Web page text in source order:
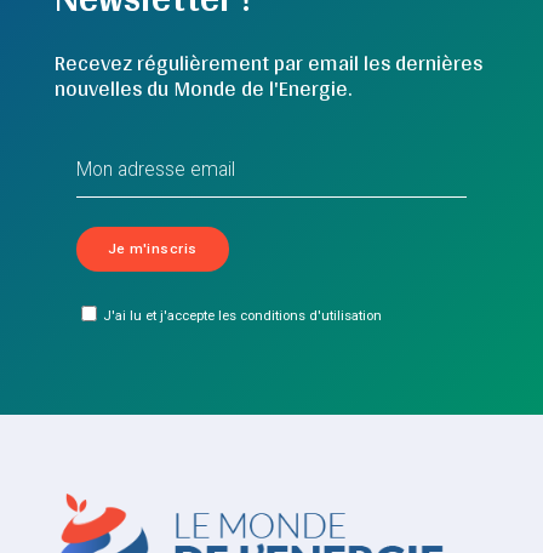
Recevez régulièrement par email les dernières
nouvelles du Monde de l'Energie.
J'ai lu et j'accepte les conditions d'utilisation